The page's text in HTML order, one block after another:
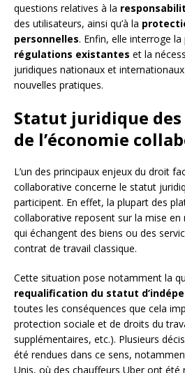
questions relatives à la
des utilisateurs, ainsi qu’à la
personnelles. Enfin, elle interroge
régulations existantes et la
juridiques nationaux et
nouvelles pratiques.
Statut juridique
de l’économie
L’un des principaux enjeux du droit
collaborative concerne le statut
participent. En effet, la plupart des
collaborative reposent sur la mise en
qui échangent des biens ou des
contrat de travail classique.
Cette situation pose notamment la
requalification du statut
toutes les conséquences que cela
protection sociale et de droits du
supplémentaires, etc.). Plusieurs
été rendues dans ce sens,
Unis, où des chauffeurs Uber ont été